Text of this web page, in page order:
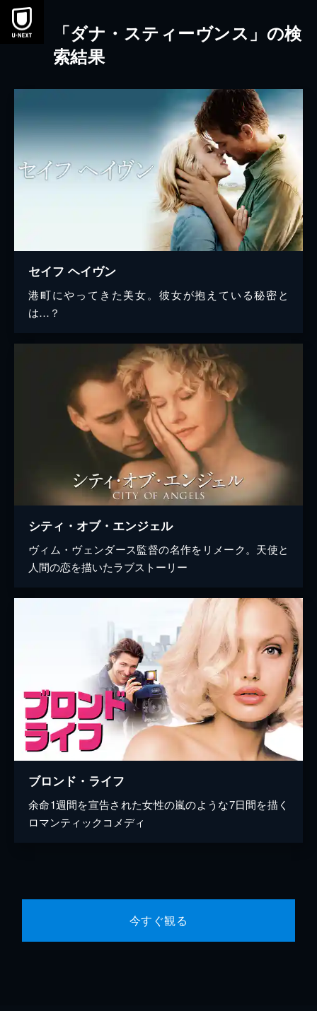
本文へスキップ
「ダナ・スティーヴンス」の検
索結果
セイフ ヘイヴン
港町にやってきた美女。彼女が抱えている秘密と
は…？
シティ・オブ・エンジェル
ヴィム・ヴェンダース監督の名作をリメーク。天使と
人間の恋を描いたラブストーリー
ブロンド・ライフ
余命1週間を宣告された女性の嵐のような7日間を描く
ロマンティックコメディ
今すぐ観る